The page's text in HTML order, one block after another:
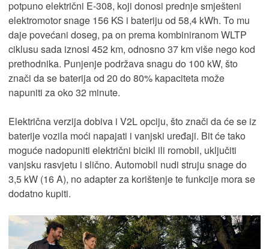
potpuno električni E-308, koji donosi prednje smješteni
elektromotor snage 156 KS i bateriju od 58,4 kWh. To mu
daje povećani doseg, pa on prema kombiniranom WLTP
ciklusu sada iznosi 452 km, odnosno 37 km više nego kod
prethodnika. Punjenje podržava snagu do 100 kW, što
znači da se baterija od 20 do 80% kapaciteta može
napuniti za oko 32 minute.
Električna verzija dobiva i V2L opciju, što znači da će se iz
baterije vozila moći napajati i vanjski uređaji. Bit će tako
moguće nadopuniti električni bicikl ili romobil, uključiti
vanjsku rasvjetu i slično. Automobil nudi struju snage do
3,5 kW (16 A), no adapter za korištenje te funkcije mora se
dodatno kupiti.